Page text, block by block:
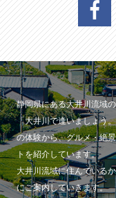
静岡県にある大井川流域
「大井川で逢いましょう
の体験から、グルメ・絶
トを紹介しています。
大井川流域に住んでいる
にご案内していきます。